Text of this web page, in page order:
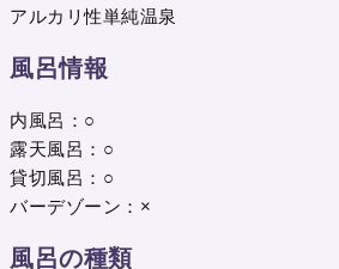
アルカリ性単純温泉
風呂情報
内風呂：○
露天風呂：○
貸切風呂：○
バーデゾーン：×
風呂の種類